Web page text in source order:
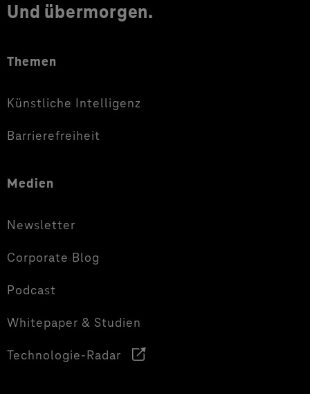
Und übermorgen.
Themen
Künstliche Intelligenz
Barrierefreiheit
Medien
Newsletter
Corporate Blog
Podcast
Whitepaper & Studien
Technologie-Radar